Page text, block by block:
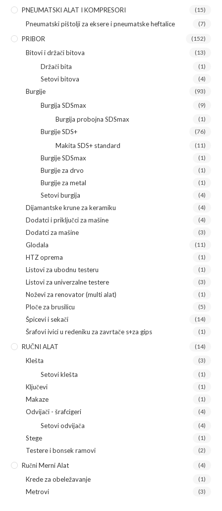
PNEUMATSKI ALAT I KOMPRESORI (15)
Pneumatski pištolji za eksere i pneumatske heftalice (7)
PRIBOR (152)
Bitovi i držači bitova (13)
Držači bita (1)
Setovi bitova (4)
Burgije (93)
Burgija SDSmax (9)
Burgija probojna SDSmax (1)
Burgije SDS+ (76)
Makita SDS+ standard (11)
Burgije SDSmax (1)
Burgije za drvo (1)
Burgije za metal (1)
Setovi burgija (4)
Dijamantske krune za keramiku (4)
Dodatci i priključci za mašine (4)
Dodatci za mašine (3)
Glodala (11)
HTZ oprema (1)
Listovi za ubodnu testeru (1)
Listovi za univerzalne testere (3)
Noževi za renovator (multi alat) (1)
Ploče za brusilicu (5)
Špicevi i sekači (14)
Šrafovi ivici u redeniku za zavrtače s+za gips (1)
RUČNI ALAT (14)
Klešta (3)
Setovi klešta (1)
Ključevi (1)
Makaze (1)
Odvijači - šrafcigeri (4)
Setovi odvijača (4)
Stege (1)
Testere i bonsek ramovi (2)
Ručni Merni Alat (4)
Krede za obeležavanje (1)
Metrovi (3)